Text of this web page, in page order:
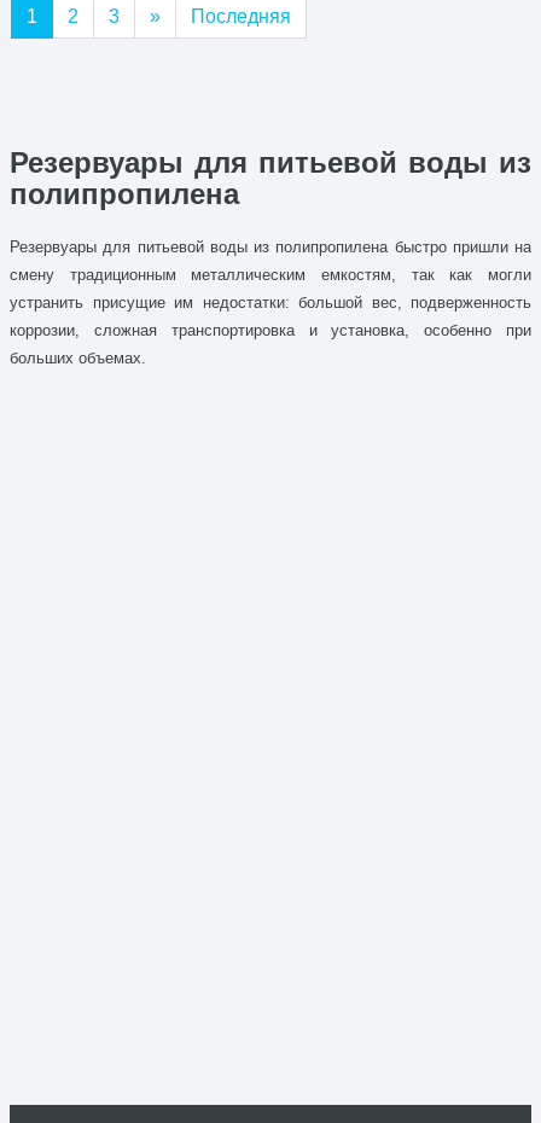
1 2 3 » Последняя
Резервуары для питьевой воды из
полипропилена
Резервуары для питьевой воды из полипропилена быстро пришли на
смену традиционным металлическим емкостям, так как могли
устранить присущие им недостатки: большой вес, подверженность
коррозии, сложная транспортировка и установка, особенно при
больших объемах.